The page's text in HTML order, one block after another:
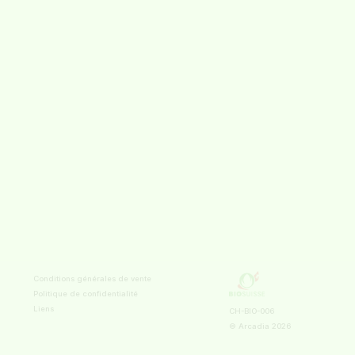
Conditions générales de vente
Politique de confidentialité
Liens
© Arcadia 2026